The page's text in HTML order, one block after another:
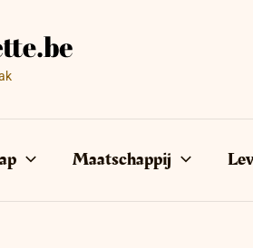
Maatschappij